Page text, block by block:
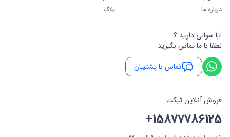
درباره ما
بلاگ
آیا سوالی دارید ؟
لطفا با ما تماس بگیرید
تماس با پشتیبان
فروش آنلاین تیکت
+15877786125